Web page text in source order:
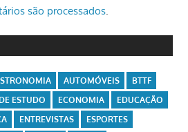
são processados.
AUTOMÓVEIS
BTTF
ESTUDO ECONOMIA
EDUCAÇÃO
ENTREVISTAS
ESPORTES